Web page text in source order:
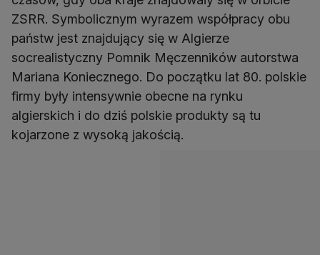
ZSRR. Symbolicznym wyrazem współpracy obu
państw jest znajdujący się w Algierze
socrealistyczny Pomnik Męczenników autorstwa
Mariana Koniecznego. Do początku lat 80. polskie
firmy były intensywnie obecne na rynku
algierskich i do dziś polskie produkty są tu
kojarzone z wysoką jakością.